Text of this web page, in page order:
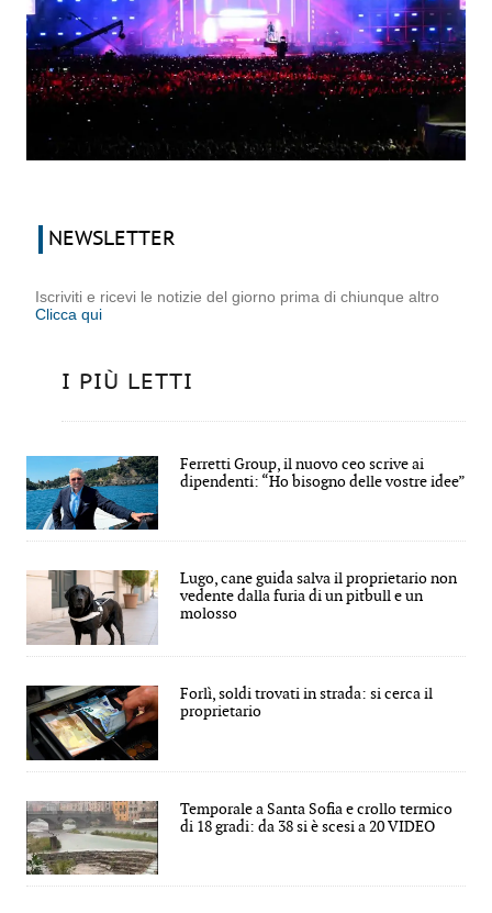
NEWSLETTER
Iscriviti e ricevi le notizie del giorno prima di chiunque altro
Clicca qui
I PIÙ LETTI
Ferretti Group, il nuovo ceo scrive ai
dipendenti: “Ho bisogno delle vostre idee”
Lugo, cane guida salva il proprietario non
vedente dalla furia di un pitbull e un
molosso
Forlì, soldi trovati in strada: si cerca il
proprietario
Temporale a Santa Sofia e crollo termico
di 18 gradi: da 38 si è scesi a 20 VIDEO